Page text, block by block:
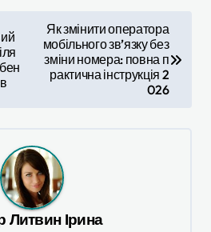
Як змінити оператора
мобільного зв’язку без
зміни номера: повна п
рактична інструкція 2
026
Литвин Ірина